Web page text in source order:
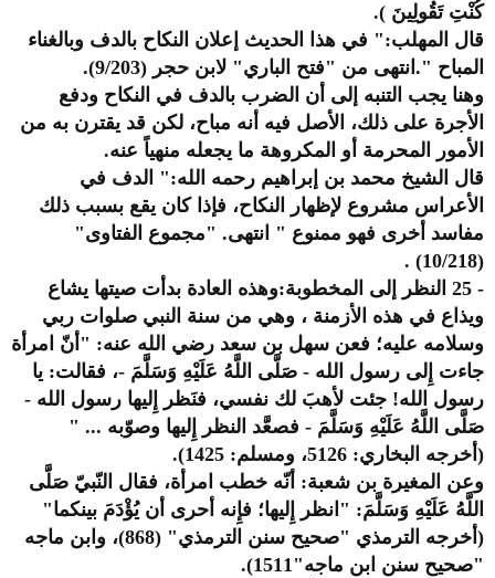
كُنْتِ تَقُولِينَ ).
قال المهلب:" في هذا الحديث إعلان النكاح بالدف وبالغناء
المباح ".انتهى من "فتح الباري" لابن حجر (9/203).
وهنا يجب التنبه إلى أن الضرب بالدف في النكاح ودفع
الأجرة على ذلك، الأصل فيه أنه مباح، لكن قد يقترن به من
الأمور المحرمة أو المكروهة ما يجعله منهياً عنه.
قال الشيخ محمد بن إبراهيم رحمه الله:" الدف في
الأعراس مشروع لإظهار النكاح، فإذا كان يقع بسبب ذلك
مفاسد أخرى فهو ممنوع " انتهى. "مجموع الفتاوى"
(10/218) .
- 25 النظر إلى المخطوبة:وهذه العادة بدأت صيتها يشاع
ويذاع في هذه الأزمنة ، وهي من سنة النبي صلوات ربي
وسلامه عليه؛ فعن سهل بن سعد رضي الله عنه: "أنّ امرأة
جاءت إِلى رسول الله - صَلَّى اللَّهُ عَلَيْهِ وَسَلَّمَ -، فقالت: يا
رسول الله! جئت لأهبَ لك نفسي، فنَظر إِليها رسول الله -
صَلَّى اللَّهُ عَلَيْهِ وَسَلَّمَ - فصعَّد النظر إِليها وصوّبه ... "
(أخرجه البخاري: 5126، ومسلم: 1425).
وعن المغيرة بن شعبة: أنّه خطب امرأة، فقال النّبيّ صَلَّى
اللَّهُ عَلَيْهِ وَسَلَّمَ: "انظر إِليها؛ فإِنه أحرى أن يُؤْدَمَ بينكما"
(أخرجه الترمذي "صحيح سنن الترمذي" (868)، وابن ماجه
"صحيح سنن ابن ماجه"1511).